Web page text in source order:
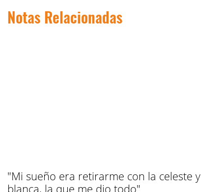
Notas Relacionadas
"Mi sueño era retirarme con la celeste y
blanca, la que me dio todo"